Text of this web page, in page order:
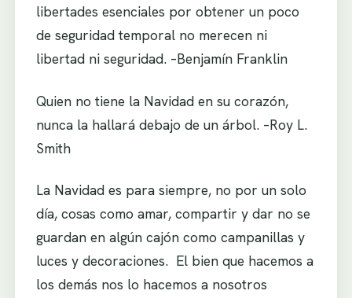
libertades esenciales por obtener un poco
de seguridad temporal no merecen ni
libertad ni seguridad. –Benjamín Franklin
Quien no tiene la Navidad en su corazón,
nunca la hallará debajo de un árbol. –Roy L.
Smith
La Navidad es para siempre, no por un solo
día, cosas como amar, compartir y dar no se
guardan en algún cajón como campanillas y
luces y decoraciones. El bien que hacemos a
los demás nos lo hacemos a nosotros